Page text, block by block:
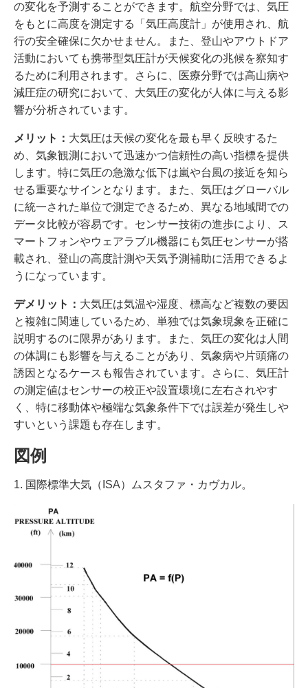
の変化を予測することができます。航空分野では、気圧
をもとに高度を測定する「気圧高度計」が使用され、航
行の安全確保に欠かせません。また、登山やアウトドア
活動においても携帯型気圧計が天候変化の兆候を察知す
るために利用されます。さらに、医療分野では高山病や
減圧症の研究において、大気圧の変化が人体に与える影
響が分析されています。
メリット： 大気圧は天候の変化を最も早く反映するた
め、気象観測において迅速かつ信頼性の高い指標を提供
します。特に気圧の急激な低下は嵐や台風の接近を知ら
せる重要なサインとなります。また、気圧はグローバル
に統一された単位で測定できるため、異なる地域間での
データ比較が容易です。センサー技術の進歩により、ス
マートフォンやウェアラブル機器にも気圧センサーが搭
載され、登山の高度計測や天気予測補助に活用できるよ
うになっています。
デメリット： 大気圧は気温や湿度、標高など複数の要因
と複雑に関連しているため、単独では気象現象を正確に
説明するのに限界があります。また、気圧の変化は人間
の体調にも影響を与えることがあり、気象病や片頭痛の
誘因となるケースも報告されています。さらに、気圧計
の測定値はセンサーの校正や設置環境に左右されやす
く、特に移動体や極端な気象条件下では誤差が発生しや
すいという課題も存在します。
図例
1. 国際標準大気（ISA）ムスタファ・カヴカル。